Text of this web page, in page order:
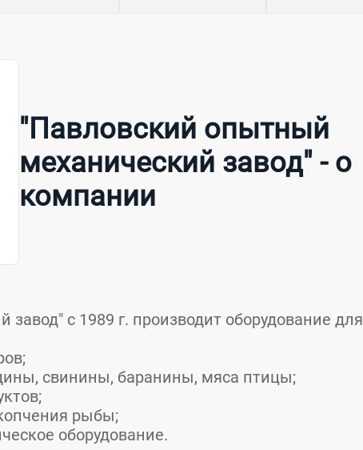
"Павловский опытный
механический завод" - о
компании
c 1989 г. производит оборудование для
свинины, баранины, мяса птицы;
рыбы;
оборудование.